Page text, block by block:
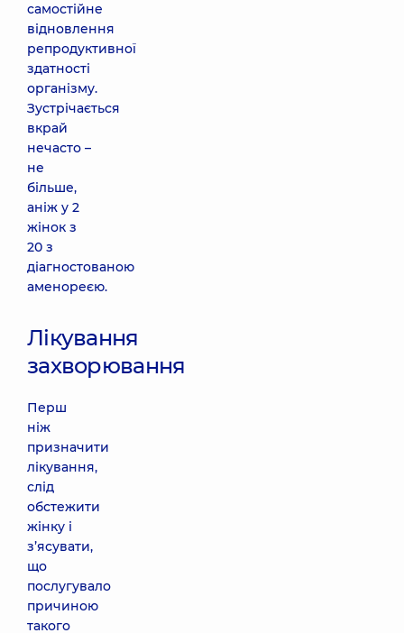
самостійне
відновлення
репродуктивної
здатності
організму.
Зустрічається
вкрай
нечасто –
не
більше,
аніж у 2
жінок з
20 з
діагностованою
аменореєю.
Лікування
захворювання
Перш
ніж
призначити
лікування,
слід
обстежити
жінку і
з’ясувати,
що
послугувало
причиною
такого